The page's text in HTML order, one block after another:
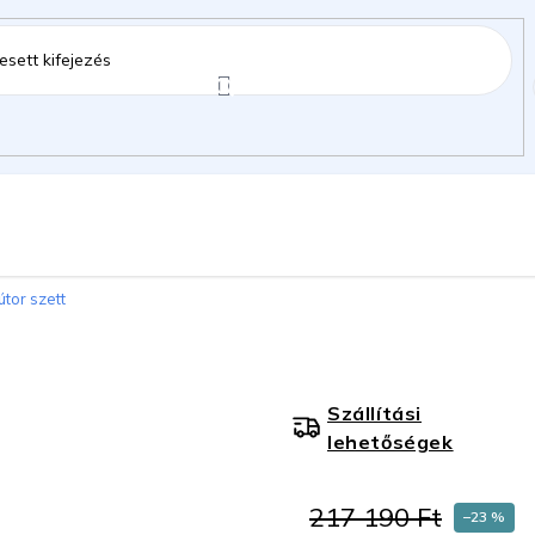
szett
217 190 Ft –23 %
Szállítási
lehetőségek